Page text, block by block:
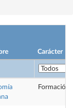
Carácter
Formación